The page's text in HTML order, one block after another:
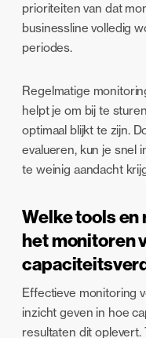
prioriteiten van dat
businessline volledig
periodes.
Regelmatige
helpt je om bij te
optimaal blijkt te zijn.
evalueren, kun je snel
te weinig aandacht
Welke tools
het monitoren
Effectieve monitoring
inzicht geven in hoe
resultaten dit oplevert.